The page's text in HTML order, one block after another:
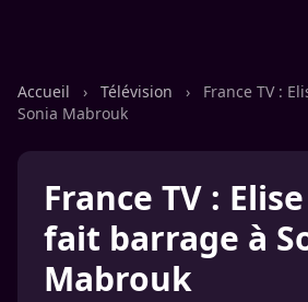
Accueil › Télévision ›
France TV :
Sonia Mabrouk
France TV :
fait barrage à
Mabrouk